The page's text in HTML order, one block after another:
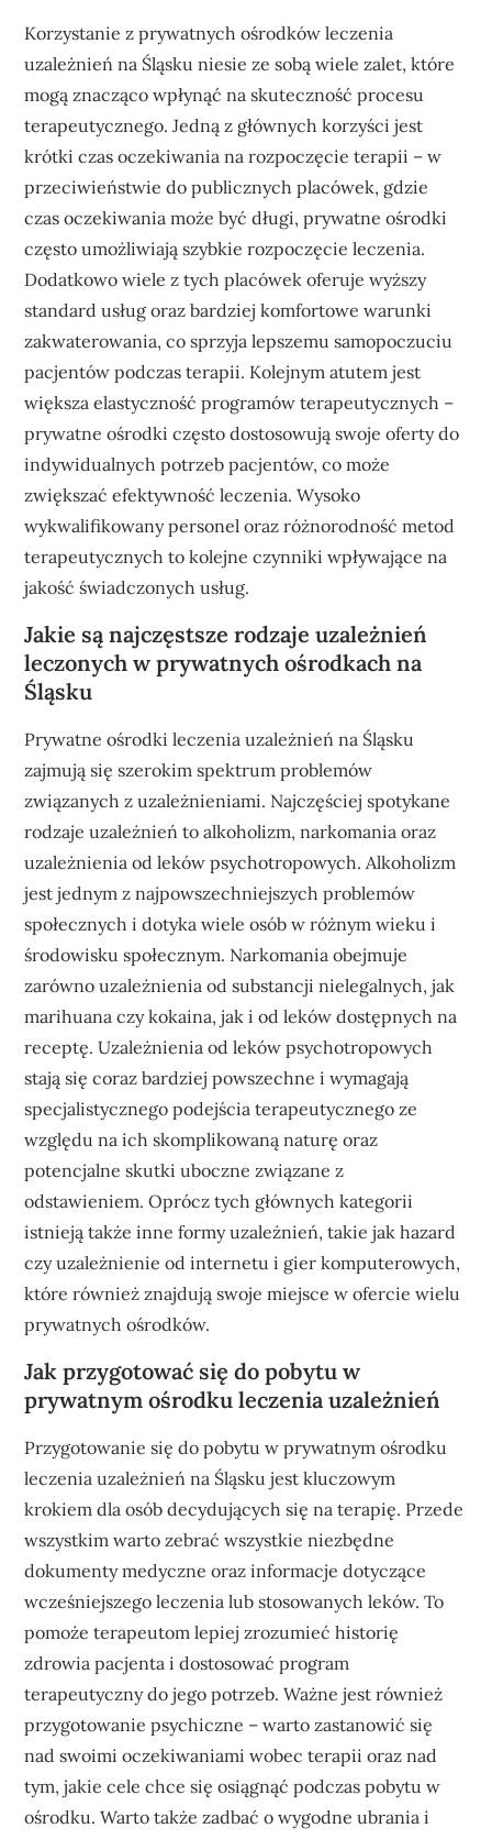
Korzystanie z prywatnych ośrodków leczenia
uzależnień na Śląsku niesie ze sobą wiele zalet, które
mogą znacząco wpłynąć na skuteczność procesu
terapeutycznego. Jedną z głównych korzyści jest
krótki czas oczekiwania na rozpoczęcie terapii – w
przeciwieństwie do publicznych placówek, gdzie
czas oczekiwania może być długi, prywatne ośrodki
często umożliwiają szybkie rozpoczęcie leczenia.
Dodatkowo wiele z tych placówek oferuje wyższy
standard usług oraz bardziej komfortowe warunki
zakwaterowania, co sprzyja lepszemu samopoczuciu
pacjentów podczas terapii. Kolejnym atutem jest
większa elastyczność programów terapeutycznych –
prywatne ośrodki często dostosowują swoje oferty do
indywidualnych potrzeb pacjentów, co może
zwiększać efektywność leczenia. Wysoko
wykwalifikowany personel oraz różnorodność metod
terapeutycznych to kolejne czynniki wpływające na
jakość świadczonych usług.
Jakie są najczęstsze rodzaje uzależnień
leczonych w prywatnych ośrodkach na
Śląsku
Prywatne ośrodki leczenia uzależnień na Śląsku
zajmują się szerokim spektrum problemów
związanych z uzależnieniami. Najczęściej spotykane
rodzaje uzależnień to alkoholizm, narkomania oraz
uzależnienia od leków psychotropowych. Alkoholizm
jest jednym z najpowszechniejszych problemów
społecznych i dotyka wiele osób w różnym wieku i
środowisku społecznym. Narkomania obejmuje
zarówno uzależnienia od substancji nielegalnych, jak
marihuana czy kokaina, jak i od leków dostępnych na
receptę. Uzależnienia od leków psychotropowych
stają się coraz bardziej powszechne i wymagają
specjalistycznego podejścia terapeutycznego ze
względu na ich skomplikowaną naturę oraz
potencjalne skutki uboczne związane z
odstawieniem. Oprócz tych głównych kategorii
istnieją także inne formy uzależnień, takie jak hazard
czy uzależnienie od internetu i gier komputerowych,
które również znajdują swoje miejsce w ofercie wielu
prywatnych ośrodków.
Jak przygotować się do pobytu w
prywatnym ośrodku leczenia uzależnień
Przygotowanie się do pobytu w prywatnym ośrodku
leczenia uzależnień na Śląsku jest kluczowym
krokiem dla osób decydujących się na terapię. Przede
wszystkim warto zebrać wszystkie niezbędne
dokumenty medyczne oraz informacje dotyczące
wcześniejszego leczenia lub stosowanych leków. To
pomoże terapeutom lepiej zrozumieć historię
zdrowia pacjenta i dostosować program
terapeutyczny do jego potrzeb. Ważne jest również
przygotowanie psychiczne – warto zastanowić się
nad swoimi oczekiwaniami wobec terapii oraz nad
tym, jakie cele chce się osiągnąć podczas pobytu w
ośrodku. Warto także zadbać o wygodne ubrania i